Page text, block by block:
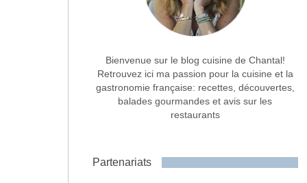
Nom
Commentaire ou message *
Bienvenue sur le blog cuisine de Chantal!
Retrouvez ici ma passion pour la cuisine et la
gastronomie française: recettes, découvertes,
balades gourmandes et avis sur les
restaurants
Partenariats